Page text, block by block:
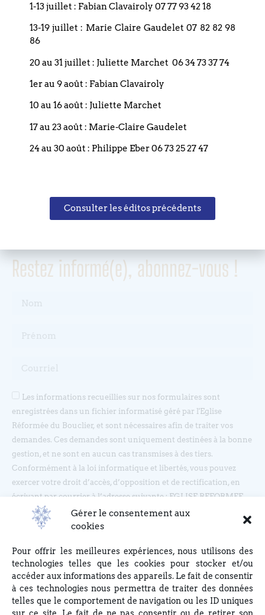
Gérer le consentement aux
cookies
Pour offrir les meilleures expériences, nous utilisons des
technologies telles que les cookies pour stocker et/ou
accéder aux informations des appareils. Le fait de consentir
à ces technologies nous permettra de traiter des données
telles que le comportement de navigation ou les ID uniques
Coordonnées
Eglise réformée du Bouclier
4 rue du Bouclier
67000 STRASBOURG
Restez informé(e), abonnez-vous !
Les informations recueillies sur nos formulaires sont
enregistrées dans un fichier informatisé géré par l'Eglise
Réformée du Bouclier, et sont nécessaires afin de traiter vos
demandes. Ces demandes sont uniquement destinées à la bonne
gestion, et ne sont en aucun cas transmises à des tiers.
Conformément à la loi informatique et libertés, vous pouvez
exercer votre droit d’accès, d’opposition et de rectification, en
écrivant par courrier à l’adresse suivante : EGLISE REFORMEE
DU BOUCLIER, 4 rue du Bouclier, 67000 STRASBOURG ou en
écrivant à eglise(at)lebouclier.fr
Je m'abonne
1-13 juillet : Fabian Clavairoly 07 77 93 42 18
13-19 juillet : Marie Claire Gaudelet 07 82 82 98
86
20 au 31 juillet : Juliette Marchet 06 34 73 37 74
1er au 9 août : Fabian Clavairoly
10 au 16 août : Juliette Marchet
17 au 23 août : Marie-Claire Gaudelet
24 au 30 août : Philippe Eber 06 73 25 27 47
Consulter les éditos précédents